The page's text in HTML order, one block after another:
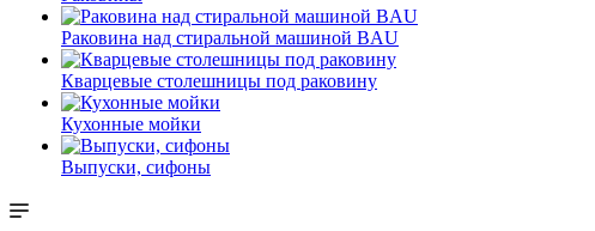
Раковина над стиральной машиной BAU
Кварцевые столешницы под раковину
Кухонные мойки
Выпуски, сифоны